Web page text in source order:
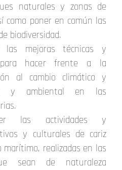
naturales y zonas de
como poner en común las
biodiversidad.
las mejoras técnicas y
para hacer frente a la
al cambio climático y
y ambiental en las
las actividades y
y culturales de cariz
realizadas en las
sean de naturaleza